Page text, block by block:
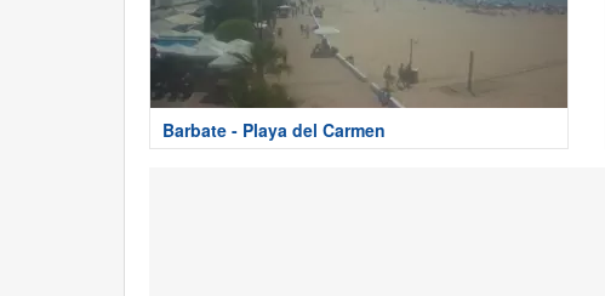
Barbate - Playa del Carmen